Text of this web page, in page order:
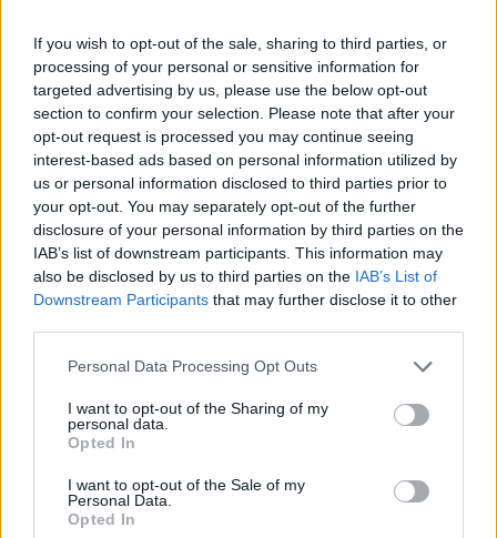
If you wish to opt-out of the sale, sharing to third parties, or
processing of your personal or sensitive information for
targeted advertising by us, please use the below opt-out
section to confirm your selection. Please note that after your
opt-out request is processed you may continue seeing
interest-based ads based on personal information utilized by
us or personal information disclosed to third parties prior to
your opt-out. You may separately opt-out of the further
disclosure of your personal information by third parties on the
IAB’s list of downstream participants. This information may
also be disclosed by us to third parties on the IAB’s List of
Downstream Participants that may further disclose it to other
Please note that this website/app uses one or more Google
not limited to your visit or usage behaviour. You may click to
grant or deny consent to Google and its third-party tags to
use your data for below specified purposes in below Google
consent section.
Personal Data Processing Opt Outs
I want to opt-out of the Sharing of my
personal data.
Opted In
I want to opt-out of the Sale of my
Personal Data.
Opted In